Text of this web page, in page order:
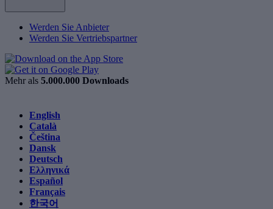
Werden Sie Anbieter
Werden Sie Vertriebspartner
Mehr als 5.000.000 Downloads
English
Català
Čeština
Dansk
Deutsch
Ελληνικά
Español
Français
한국어